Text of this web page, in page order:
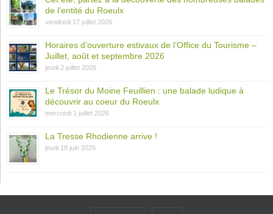
de l’entité du Roeulx
vendredi 17 juillet 2026
Horaires d’ouverture estivaux de l’Office du Tourisme –
Juillet, août et septembre 2026
jeudi 2 juillet 2026
Le Trésor du Moine Feuillien : une balade ludique à
découvrir au coeur du Roeulx
mercredi 1 juillet 2026
La Tresse Rhodienne arrive !
jeudi 18 juin 2026